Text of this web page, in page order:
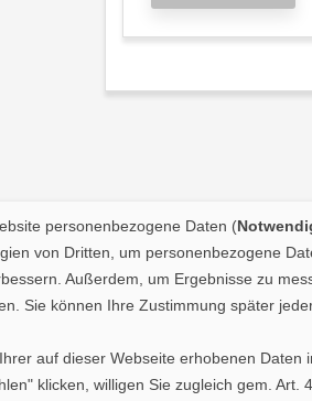
personenbezogene Daten (
von Dritten, um personenbezogene
Außerdem, um Ergebnisse zu
Sie können Ihre Zustimmung später
auf dieser Webseite erhobenen Daten
klicken, willigen Sie zugleich gem.